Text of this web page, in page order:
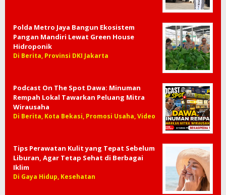
Polda Metro Jaya Bangun Ekosistem
Pangan Mandiri Lewat Green House
Hidroponik
Di Berita, Provinsi DKI Jakarta
Podcast On The Spot Dawa: Minuman
Rempah Lokal Tawarkan Peluang Mitra
Wirausaha
Di Berita, Kota Bekasi, Promosi Usaha, Video
Tips Perawatan Kulit yang Tepat Sebelum
Liburan, Agar Tetap Sehat di Berbagai
Iklim
Di Gaya Hidup, Kesehatan